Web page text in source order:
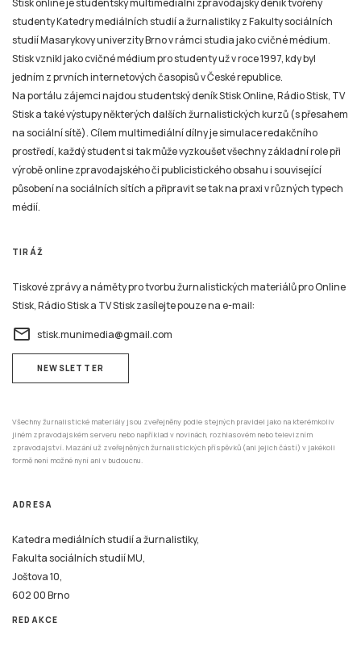
studenty Katedry mediálních studií a žurnalistiky z Fakulty sociálních
studií Masarykovy univerzity Brno v rámci studia jako cvičné médium.
Stisk vznikl jako cvičné médium pro studenty už v roce 1997, kdy byl
jedním z prvních internetových časopisů v České republice.
Na portálu zájemci najdou studentský deník Stisk Online, Rádio Stisk, TV
Stisk a také výstupy některých dalších žurnalistických kurzů (s přesahem
na sociální sítě). Cílem multimediální dílny je simulace redakčního
prostředí, každý student si tak může vyzkoušet všechny základní role při
výrobě online zpravodajského či publicistického obsahu i související
působení na sociálních sítích a připravit se tak na praxi v různých typech
médií.
TIRÁŽ
Tiskové zprávy a náměty pro tvorbu žurnalistických materiálů pro Online
Stisk, Rádio Stisk a TV Stisk zasílejte pouze na e-mail:
email stisk.munimedia@gmail.com
NEWSLETTER
Všechny žurnalistické materiály jsou zveřejněny podle stejných pravidel jako na kterémkoliv
jiném zpravodajském serveru nebo například v novinách, rozhlasovém nebo televizním
zpravodajství. Mazání už zveřejněných žurnalistických příspěvků (ani jejich částí) v jakékoli
formě není možné nyní ani v budoucnu.
ADRESA
Katedra mediálních studií a žurnalistiky,
Fakulta sociálních studií MU,
Joštova 10,
602 00 Brno
REDAKCE